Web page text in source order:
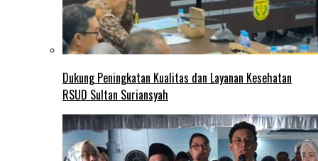
Dukung Peningkatan Kualitas dan Layanan Kesehatan
RSUD Sultan Suriansyah